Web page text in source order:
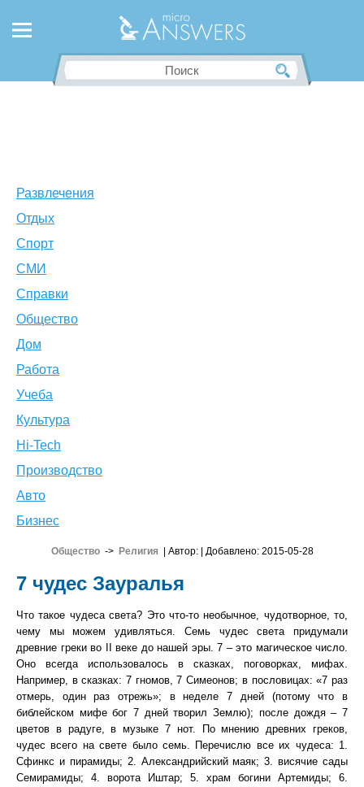
Развлечения
Отдых
Спорт
СМИ
Справки
Общество
Дом
Работа
Учеба
Культура
Hi-Tech
Производство
Авто
Бизнес
Общество-> Религия | Автор: | Добавлено: 2015-05-28
7 чудес Зауралья
Что такое чудеса света? Это что-то необычное, чудотворное, то,
чему мы можем удивляться. Семь чудес света придумали
древние греки во II веке до нашей эры. 7 – это магическое число.
Оно всегда использовалось в сказках, поговорках, мифах.
Например, в сказках: 7 гномов, 7 Симеонов; в пословицах: «7 раз
отмерь, один раз отрежь»; в неделе 7 дней (потому что в
библейском мифе бог 7 дней творил Землю); после дождя – 7
цветов в радуге, в музыке 7 нот. По мнению древних греков,
чудес всего на свете было семь. Перечислю все их чудеса: 1.
Сфинкс и пирамиды; 2. Александрийский маяк; 3. висячие сады
Семирамиды; 4. ворота Иштар; 5. храм богини Артемиды; 6.